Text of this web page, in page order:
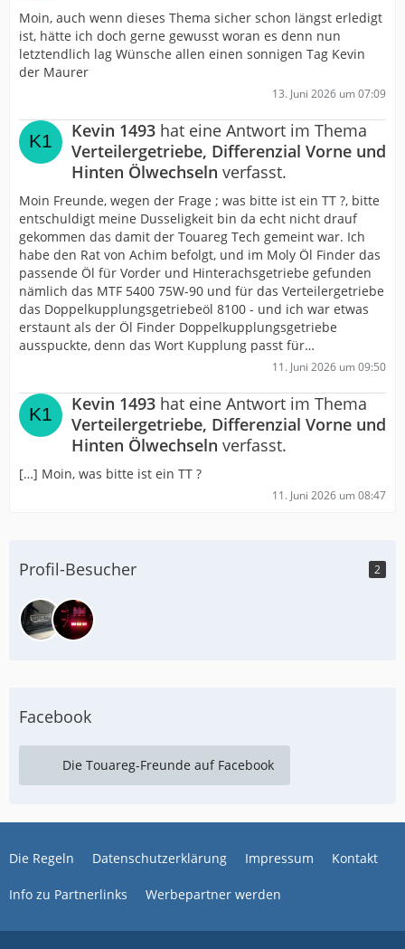
Moin, auch wenn dieses Thema sicher schon längst erledigt
ist, hätte ich doch gerne gewusst woran es denn nun
letztendlich lag Wünsche allen einen sonnigen Tag Kevin
der Maurer
13. Juni 2026 um 07:09
Kevin 1493 hat eine Antwort im Thema
Verteilergetriebe, Differenzial Vorne und
Hinten Ölwechseln verfasst.
Moin Freunde, wegen der Frage ; was bitte ist ein TT ?, bitte
entschuldigt meine Dusseligkeit bin da echt nicht drauf
gekommen das damit der Touareg Tech gemeint war. Ich
habe den Rat von Achim befolgt, und im Moly Öl Finder das
passende Öl für Vorder und Hinterachsgetriebe gefunden
nämlich das MTF 5400 75W-90 und für das Verteilergetriebe
das Doppelkupplungsgetriebeöl 8100 - und ich war etwas
erstaunt als der Öl Finder Doppelkupplungsgetriebe
ausspuckte, denn das Wort Kupplung passt für…
11. Juni 2026 um 09:50
Kevin 1493 hat eine Antwort im Thema
Verteilergetriebe, Differenzial Vorne und
Hinten Ölwechseln verfasst.
[…] Moin, was bitte ist ein TT ?
11. Juni 2026 um 08:47
Profil-Besucher 2
Facebook
Die Touareg-Freunde auf Facebook
Die Regeln Datenschutzerklärung Impressum Kontakt
Info zu Partnerlinks Werbepartner werden